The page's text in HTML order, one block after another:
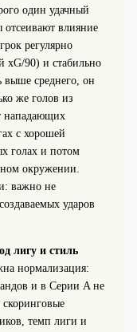
один удачный
отсеивают влияние
регулярно
xG/90) и стабильно
выше среднего, он
же голов из
нападающих
с хорошей
голах и потом
окружении.
важно не
ударов
лигу и стиль
нормализация:
и в Серии A не
темп лиги и